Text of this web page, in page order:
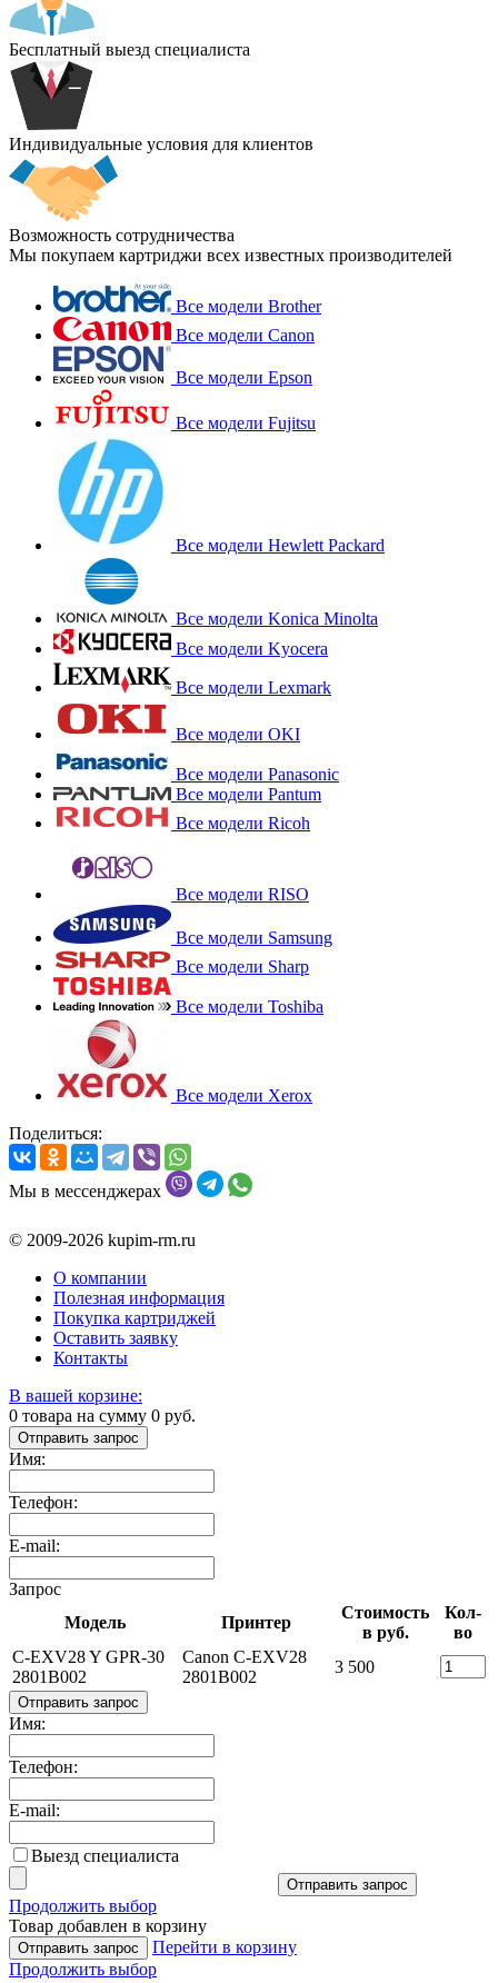
Бесплатный выезд специалиста
Индивидуальные условия для клиентов
Возможность сотрудничества
Мы покупаем картриджи всех известных производителей
Все модели Brother
Все модели Canon
Все модели Epson
Все модели Fujitsu
Все модели Hewlett Packard
Все модели Konica Minolta
Все модели Kyocera
Все модели Lexmark
Все модели OKI
Все модели Panasonic
Все модели Pantum
Все модели Ricoh
Все модели RISO
Все модели Samsung
Все модели Sharp
Все модели Toshiba
Все модели Xerox
Поделиться:
Мы в мессенджерах
© 2009-2026 kupim-rm.ru
О компании
Полезная информация
Покупка картриджей
Оставить заявку
Контакты
В вашей корзине:
0 товара на сумму 0 руб.
Отправить запрос
Имя:
Телефон:
E-mail:
Запрос
Модель
Принтер
Стоимость
в руб.
Кол-
во
C-EXV28 Y GPR-30
2801B002
Canon C-EXV28
2801B002
3 500
Отправить запрос
Имя:
Телефон:
E-mail:
Выезд специалиста
Отправить запрос
Продолжить выбор
Товар добавлен в корзину
Отправить запрос
Перейти в корзину
Продолжить выбор